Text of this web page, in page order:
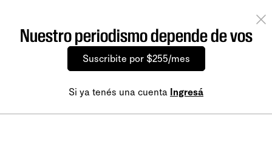
Nuestro periodismo depende de vos
Suscribite por $255/mes
Si ya tenés una cuenta Ingresá